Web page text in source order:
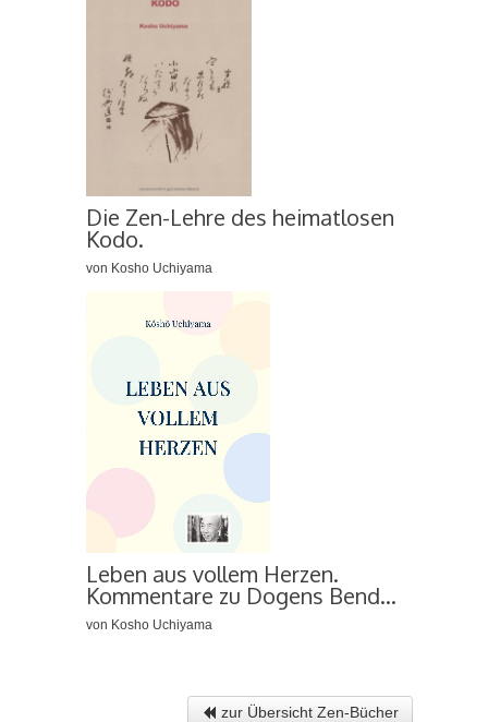
Die Zen-Lehre des heimatlosen
Kodo.
von Kosho Uchiyama
Leben aus vollem Herzen.
Kommentare zu Dogens Bend...
von Kosho Uchiyama
zur Übersicht Zen-Bücher